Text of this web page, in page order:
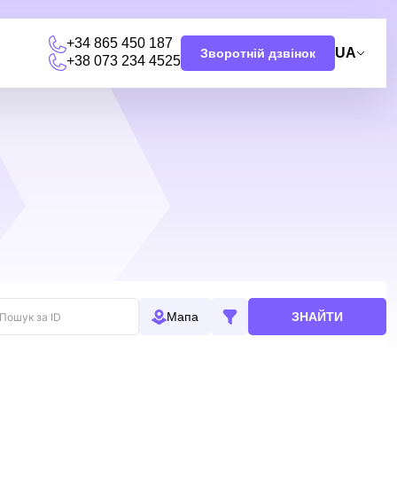
+34 865 450 187
+38 073 234 4525
Зворотній дзвінок UA
Мапа ЗНАЙТИ